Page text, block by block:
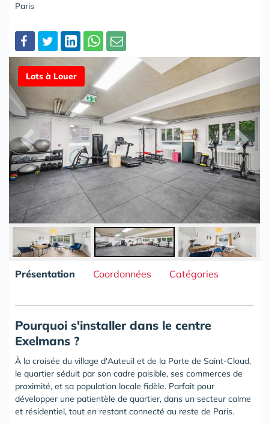
Paris
Partager
Lots à Louer
Présentation Coordonnées Catégories
Pourquoi s'installer dans le centre
Exelmans ?
À la croisée du village d'Auteuil et de la Porte de Saint-Cloud,
le quartier séduit par son cadre paisible, ses commerces de
proximité, et sa population locale fidèle. Parfait pour
développer une patientèle de quartier, dans un secteur calme
et résidentiel, tout en restant connecté au reste de Paris.